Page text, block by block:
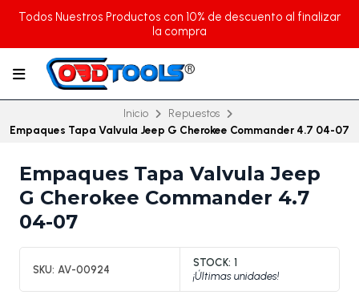
Todos Nuestros Productos con 10% de descuento al finalizar
la compra
Inicio
Repuestos
Empaques Tapa Valvula Jeep G Cherokee Commander 4.7 04-07
Empaques Tapa Valvula Jeep
G Cherokee Commander 4.7
04-07
SKU: AV-00924
STOCK: 1
¡Últimas unidades!